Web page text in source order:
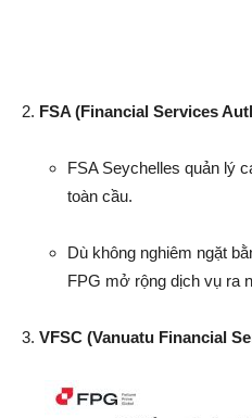
2. FSA (Financial Services
FSA Seychelles quản lý
toàn cầu.
Dù không nghiêm ngặt
FPG mở rộng dịch vụ ra
3. VFSC (Vanuatu Financial